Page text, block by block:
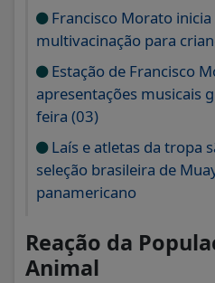
Francisco Morato
multivacinação para
Estação de Francisco
apresentações musicais
feira (03)
Laís e atletas da tropa
seleção brasileira de
panamericano
Reação da
Animal